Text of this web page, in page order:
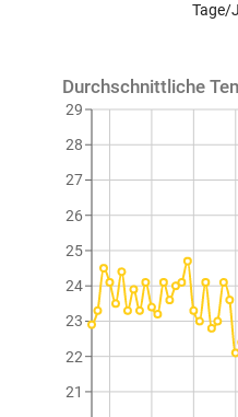
Tage/
Durchschnittliche
21
22
23
24
25
26
27
28
29